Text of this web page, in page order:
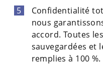
Confidentialité
nous
accord. Toutes
sauvegardées et
remplies à 100 %.